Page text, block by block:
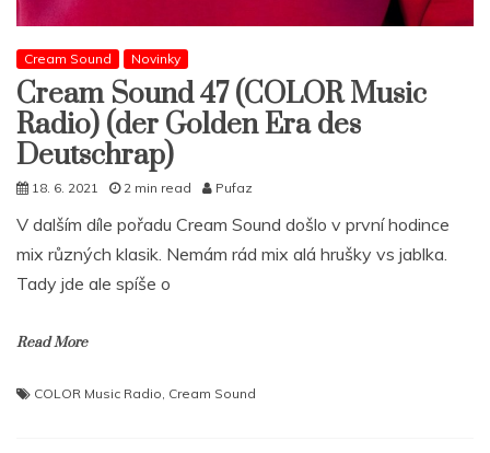
Cream Sound Novinky
Cream Sound 47 (COLOR Music
Radio) (der Golden Era des
Deutschrap)
18. 6. 2021 2 min read Pufaz
V dalším díle pořadu Cream Sound došlo v první hodince
mix různých klasik. Nemám rád mix alá hrušky vs jablka.
Tady jde ale spíše o
Read More
COLOR Music Radio Cream Sound